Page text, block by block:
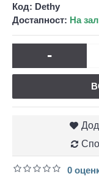
Код: Dethy
Достапност: На
-
0